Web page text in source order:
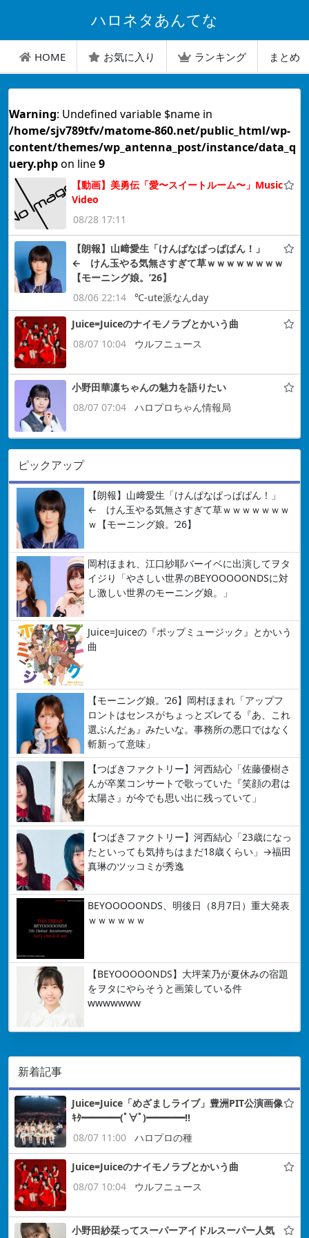
ハロネタあんてな
HOME お気に入り ランキング まとめ
Warning: Undefined variable $name in
/home/sjv789tfv/matome-860.net/public_html/wp-
content/themes/wp_antenna_post/instance/data_q
uery.phpon line9
【動画】美勇伝「愛〜スイートルーム〜」Music
Video
08/28 17:11
【朗報】山﨑愛生「けんぱなぱっぱぱん！」
← けん玉やる気無さすぎて草ｗｗｗｗｗｗｗｗ
【モーニング娘。’26】
08/06 22:14
℃-ute派なんday
Juice=Juiceのナイモノラブとかいう曲
08/07 10:04
ウルフニュース
小野田華凛ちゃんの魅力を語りたい
08/07 07:04
ハロプロちゃん情報局
ピックアップ
【朗報】山﨑愛生「けんぱなぱっぱぱん！」
← けん玉やる気無さすぎて草ｗｗｗｗｗｗｗ
ｗ【モーニング娘。’26】
岡村ほまれ、江口紗耶バーイベに出演してヲタ
イジり「やさしい世界のBEYOOOOONDSに対
し激しい世界のモーニング娘。」
Juice=Juiceの『ポップミュージック』とかいう
曲
【モーニング娘。’26】岡村ほまれ「アップフ
ロントはセンスがちょっとズレてる『あ、これ
選ぶんだぁ』みたいな。事務所の悪口ではなく
斬新って意味」
【つばきファクトリー】河西結心「佐藤優樹さ
んが卒業コンサートで歌っていた『笑顔の君は
太陽さ』が今でも思い出に残っていて」
【つばきファクトリー】河西結心「23歳になっ
たといっても気持ちはまだ18歳くらい」→福田
真琳のツッコミが秀逸
BEYOOOOONDS、明後日（8月7日）重大発表
ｗｗｗｗｗｗ
【BEYOOOOONDS】大坪茉乃が夏休みの宿題
をヲタにやらそうと画策している件
wwwwwww
新着記事
Juice=Juice「めざましライブ」豊洲PIT公演画像
ｷﾀ━━━━(ﾟ∀ﾟ)━━━━!!
08/07 11:00
ハロプロの種
Juice=Juiceのナイモノラブとかいう曲
08/07 10:04
ウルフニュース
小野田紗栞ってスーパーアイドルスーパー人気